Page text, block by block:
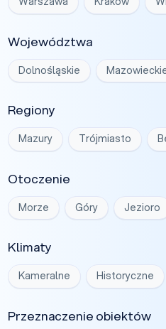
Województwa
Dolnośląskie
Regiony
Mazury Trójmiasto
Otoczenie
Morze Góry Jezioro
Klimaty
Kameralne Historyczne
Przeznaczenie obiektów